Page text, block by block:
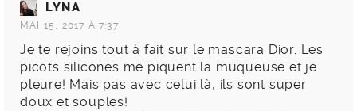
LYNA
MAI 15, 2017 À 7:37
Je te rejoins tout à fait sur le mascara Dior. Les
picots silicones me piquent la muqueuse et je
pleure! Mais pas avec celui là, ils sont super
doux et souples!